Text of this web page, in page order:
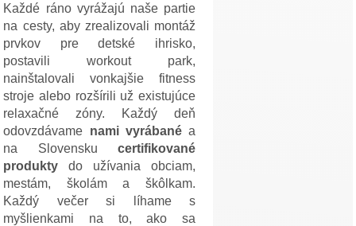
Každé ráno vyrážajú naše partie
na cesty, aby zrealizovali montáž
prvkov pre detské ihrisko,
postavili workout park,
nainštalovali vonkajšie fitness
stroje alebo rozšírili už existujúce
relaxačné zóny. Každý deň
odovzdávame nami vyrábanéa
na Slovensku certifikované
produkty do užívania obciam,
mestám, školám a škôlkam.
Každý večer si líhame s
myšlienkami na to, ako sa